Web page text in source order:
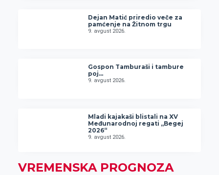
Dejan Matić priredio veče za
pamćenje na Žitnom trgu
9. avgust 2026.
Gospon Tamburaši i tambure
poj…
9. avgust 2026.
Mladi kajakaši blistali na XV
Međunarodnoj regati „Begej
2026“
9. avgust 2026.
VREMENSKA PROGNOZA